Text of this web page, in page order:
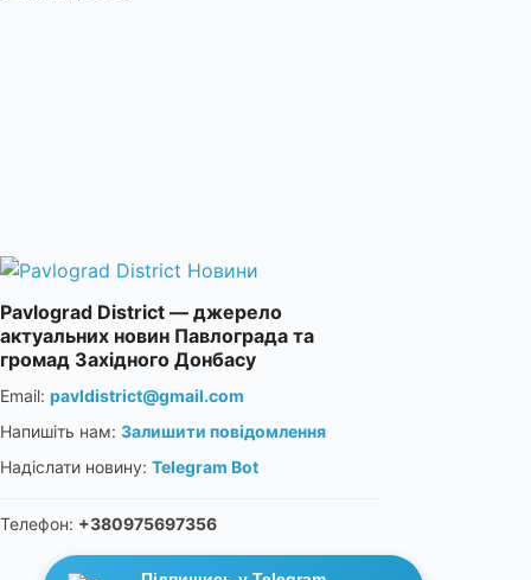
Pavlograd District — джерело
актуальних новин Павлограда та
громад Західного Донбасу
Email: pavldistrict@gmail.com
Напишіть нам: Залишити повідомлення
Надіслати новину: Telegram Bot
Телефон: +380975697356